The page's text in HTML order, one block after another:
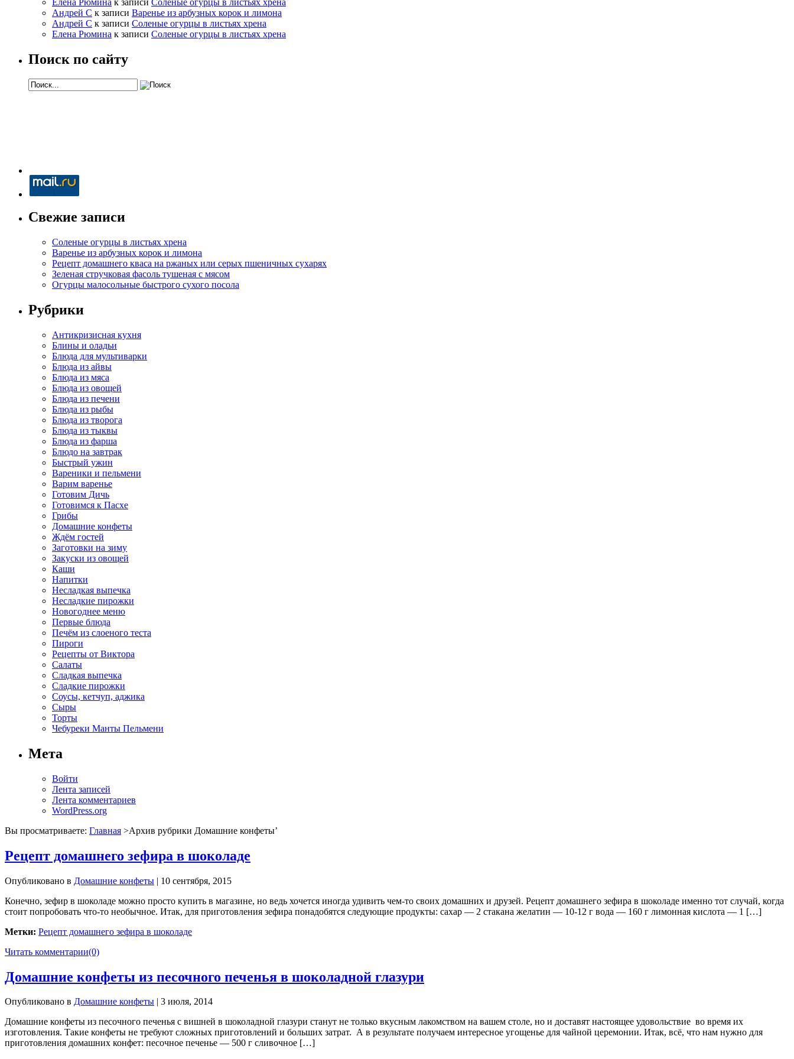
Андрей С к записи Варенье из арбузных корок и лимона
Андрей С к записи Соленые огурцы в листьях хрена
Елена Рюмина к записи Соленые огурцы в листьях хрена
Поиск по сайту
Свежие записи
Соленые огурцы в листьях хрена
Варенье из арбузных корок и лимона
Рецепт домашнего кваса на ржаных или серых пшеничных сухарях
Зеленая стручковая фасоль тушеная с мясом
Огурцы малосольные быстрого сухого посола
Рубрики
Антикризисная кухня
Блины и оладьи
Блюда для мультиварки
Блюда из айвы
Блюда из мяса
Блюда из овощей
Блюда из печени
Блюда из рыбы
Блюда из творога
Блюда из тыквы
Блюда из фарша
Блюдо на завтрак
Быстрый ужин
Вареники и пельмени
Варим варенье
Готовим Дичь
Готовимся к Пасхе
Грибы
Домашние конфеты
Ждём гостей
Заготовки на зиму
Закуски из овощей
Каши
Напитки
Несладкая выпечка
Несладкие пирожки
Новогоднее меню
Первые блюда
Печём из слоеного теста
Пироги
Рецепты от Виктора
Салаты
Сладкая выпечка
Сладкие пирожки
Соусы, кетчуп, аджика
Сыры
Торты
Чебуреки Манты Пельмени
Мета
Войти
Лента записей
Лента комментариев
WordPress.org
Вы просматриваете: Главная >Архив рубрики Домашние конфеты’
Рецепт домашнего зефира в шоколаде
Опубликовано в Домашние конфеты | 10 сентября, 2015
Конечно, зефир в шоколаде можно просто купить в магазине, но ведь хочется иногда удивить чем-то своих домашних и друзей. Рецепт домашнего зефира в шоколаде именно тот случай, когда
стоит попробовать что-то необычное. Итак, для приготовления зефира понадобятся следующие продукты: сахар — 2 стакана желатин — 10-12 г вода — 160 г лимонная кислота — 1 […]
Метки: Рецепт домашнего зефира в шоколаде
Читать комментарии(0)
Домашние конфеты из песочного печенья в шоколадной глазури
Опубликовано в Домашние конфеты | 3 июля, 2014
Домашние конфеты из песочного печенья с вишней в шоколадной глазури станут не только вкусным лакомством на вашем столе, но и доставят настоящее удовольствие во время их
изготовления. Такие конфеты не требуют сложных приготовлений и больших затрат. А в результате получаем интересное угощенье для чайной церемонии. Итак, всё, что нам нужно для
приготовления домашних конфет: песочное печенье — 500 г сливочное […]